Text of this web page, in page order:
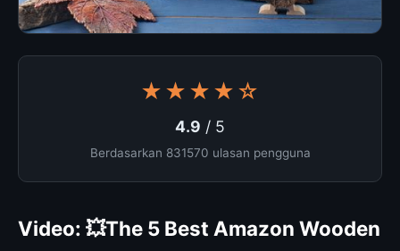
★★★★☆
4.9 / 5
Berdasarkan 831570 ulasan pengguna
Video: 💥The 5 Best Amazon Wooden